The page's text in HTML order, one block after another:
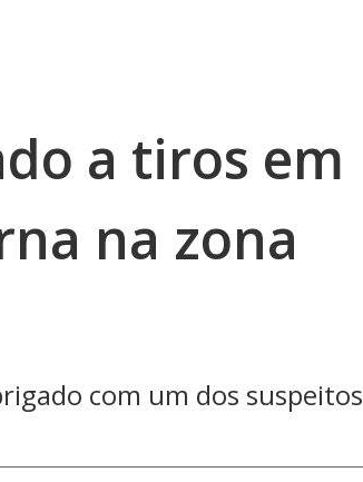
a tiros em
na zona
com um dos suspeitos